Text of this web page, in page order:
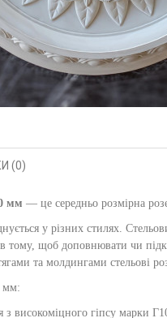
(0)
мм — це середньо розмірна
у різних стилях.
в тому, щоб доповнювати чи
та молдингами стельові
мм:
з високоміцного гіпсу марки